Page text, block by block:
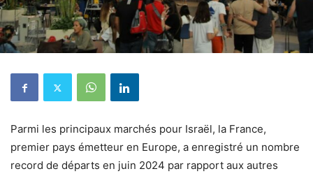
Parmi les principaux marchés pour Israël, la France,
premier pays émetteur en Europe, a enregistré un nombre
record de départs en juin 2024 par rapport aux autres